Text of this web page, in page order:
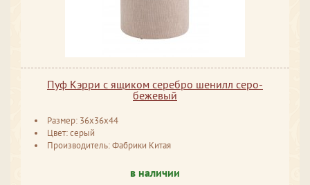
Пуф Кэрри с ящиком серебро шенилл серо-
бежевый
Размер: 36x36x44
Цвет: серый
Производитель: Фабрики Китая
в наличии